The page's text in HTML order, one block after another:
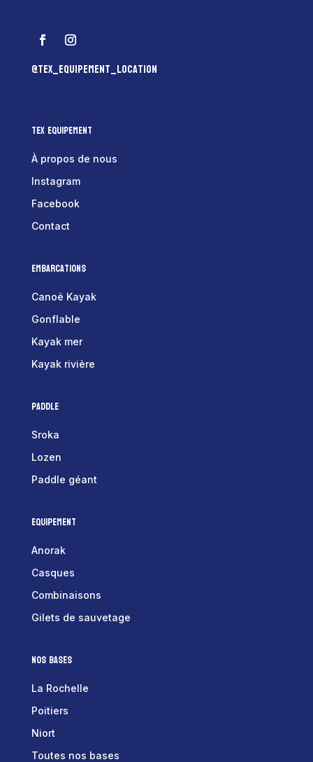
@tex_equipement_location
Tex Equipement
À propos de nous
Instagram
Facebook
Contact
Embarcations
Canoë Kayak
Gonflable
Kayak mer
Kayak rivière
Paddle
Sroka
Lozen
Paddle géant
Equipement
Anorak
Casques
Combinaisons
Gilets de sauvetage
Nos bases
La Rochelle
Poitiers
Niort
Toutes nos bases